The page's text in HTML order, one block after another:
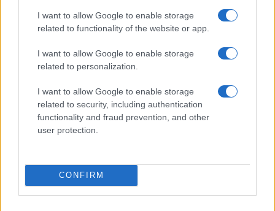
I want to allow Google to enable storage
related to functionality of the website or app.
I want to allow Google to enable storage
related to personalization.
I want to allow Google to enable storage
related to security, including authentication
functionality and fraud prevention, and other
user protection.
CONFIRM
Responsabilidad financiera de 3,4 millones: Tribunal de
Cuentas investiga a líderes independentistas
Marta Ruiz · 27 Jul 2026